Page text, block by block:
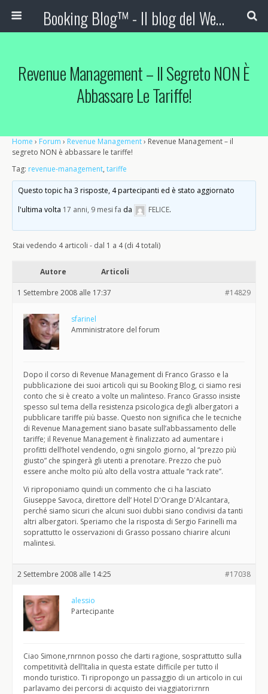
Booking Blog™ - Il blog del Web Marketing Turistico
Revenue Management – Il Segreto NON È
Abbassare Le Tariffe!
Home › Forum › Revenue Management› Revenue Management – il
segreto NON è abbassare le tariffe!
Tag: revenue-management, tariffe
Questo topic ha 3 risposte, 4 partecipanti ed è stato aggiornato
l'ultima volta 17 anni, 9 mesi fa da FELICE.
Stai vedendo 4 articoli - dal 1 a 4 (di 4 totali)
Autore Articoli
1 Settembre 2008 alle 17:37 #14829
sfarinel
Amministratore del forum
Dopo il corso di Revenue Management di Franco Grasso e la
pubblicazione dei suoi articoli qui su Booking Blog, ci siamo resi
conto che si è creato a volte un malinteso. Franco Grasso insiste
spesso sul tema della resistenza psicologica degli albergatori a
pubblicare tariffe più basse. Questo non significa che le tecniche
di Revenue Management siano basate sull’abbassamento delle
tariffe; il Revenue Management è finalizzato ad aumentare i
profitti dell’hotel vendendo, ogni singolo giorno, al “prezzo più
giusto” che spingerà gli utenti a prenotare. Prezzo che può
essere anche molto più alto della vostra attuale “rack rate”.
Vi riproponiamo quindi un commento che ci ha lasciato
Giuseppe Savoca, direttore dell’ Hotel D'Orange D'Alcantara,
perché siamo sicuri che alcuni suoi dubbi siano condivisi da tanti
altri albergatori. Speriamo che la risposta di Sergio Farinelli ma
soprattutto le osservazioni di Grasso possano chiarire alcuni
malintesi.
2 Settembre 2008 alle 14:25 #17038
alessio
Partecipante
Ciao Simone,rnrnnon posso che darti ragione, sosprattutto sulla
competitività dell’Italia in questa estate difficile per tutto il
mondo turistico. Ti ripropongo un passaggio di un articolo in cui
parlavamo dei percorsi di acquisto dei viaggiatori:rnrn